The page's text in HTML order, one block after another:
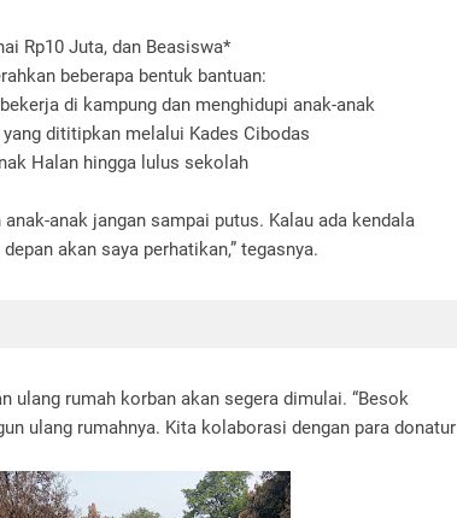
Rp10 Juta, dan Beasiswa*
beberapa bentuk bantuan:
di kampung dan menghidupi anak-anak
dititipkan melalui Kades Cibodas
Halan hingga lulus sekolah
anak jangan sampai putus. Kalau ada kendala
akan saya perhatikan,” tegasnya.
ulang rumah korban akan segera dimulai. “Besok
ulang rumahnya. Kita kolaborasi dengan para donatur